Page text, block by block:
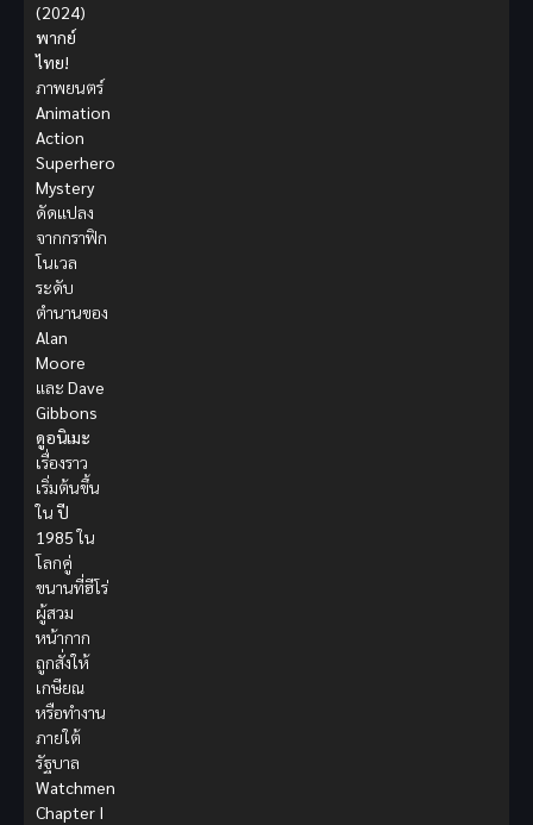
(2024)
พากย์
ไทย!
ภาพยนตร์
Animation
Action
Superhero
Mystery
ดัดแปลง
จากกราฟิก
โนเวล
ระดับ
ตำนานของ
Alan
Moore
และ Dave
Gibbons
ดูอนิเมะ
เรื่องราว
เริ่มต้นขึ้น
ใน ปี
1985ใน
โลกคู่
ขนานที่ฮีโร่
ผู้สวม
หน้ากาก
ถูกสั่งให้
เกษียณ
หรือทำงาน
ภายใต้
รัฐบาล
Watchmen
Chapter I